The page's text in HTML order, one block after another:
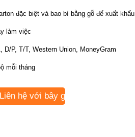
đặc biệt và bao bì bằng gỗ để xuất khẩu
làm việc
D/P, T/T, Western Union, MoneyGram
mỗi tháng
Liên hệ với bây giờ